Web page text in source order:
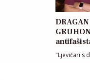
"Ljevičari s